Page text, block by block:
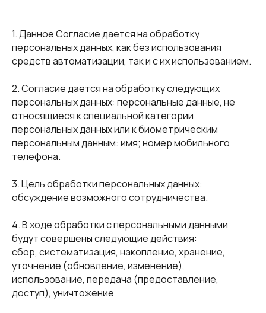
1. Данное Согласие дается на обработку
персональных данных, как без использования
средств автоматизации, так и с их использованием.
2. Согласие дается на обработку следующих
персональных данных: персональные данные, не
относящиеся к специальной категории
персональных данных или к биометрическим
персональным данным: имя; номер мобильного
телефона.
3. Цель обработки персональных данных:
обсуждение возможного сотрудничества.
4. В ходе обработки с персональными данными
будут совершены следующие действия:
сбор, систематизация, накопление, хранение,
уточнение (обновление, изменение),
использование, передача (предоставление,
доступ), уничтожение